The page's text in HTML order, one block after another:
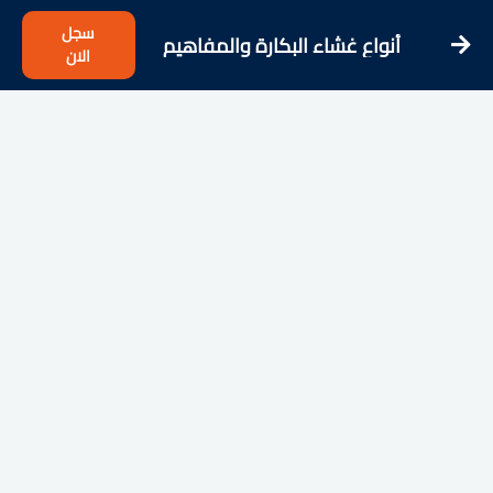
أنواع غشاء البكارة والمفاهيم
الخاطئة عنه
سجل
الان